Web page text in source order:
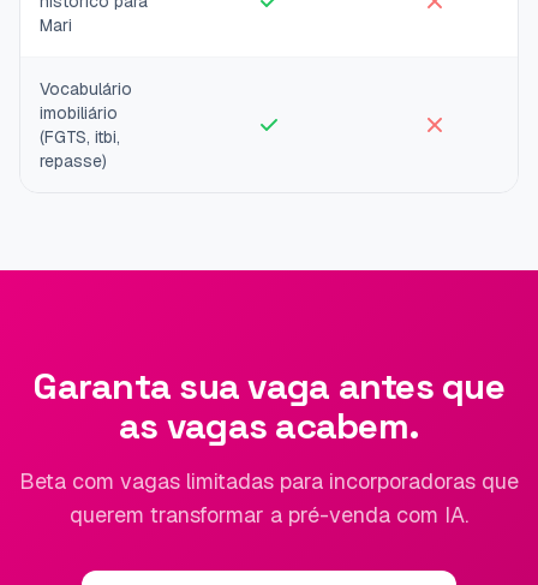
Mari
Vocabulário
imobiliário
(FGTS, itbi,
repasse)
Garanta sua vaga antes que
as vagas acabem.
Beta com vagas limitadas para incorporadoras que
querem transformar a pré-venda com IA.